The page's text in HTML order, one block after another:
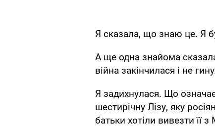
Я сказала, що знаю це. Я
А ще одна знайома
війна закінчилася і не
Я задихнулася. Що
шестирічну Лізу, яку
батьки хотіли вивезти її